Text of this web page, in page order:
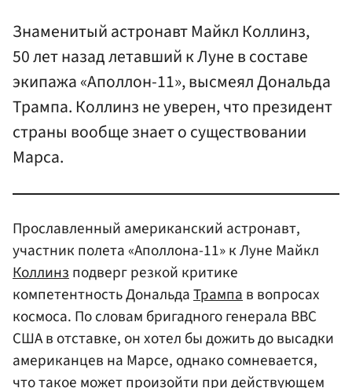
Знаменитый астронавт Майкл Коллинз,
50 лет назад летавший к Луне в составе
экипажа «Аполлон-11», высмеял Дональда
Трампа. Коллинз не уверен, что президент
страны вообще знает о существовании
Марса.
Прославленный американский астронавт,
участник полета «Аполлона-11» к Луне Майкл
Коллинзподверг резкой критике
компетентность ДональдаТрампав вопросах
космоса. По словам бригадного генерала ВВС
США в отставке, он хотел бы дожить до высадки
американцев на Марсе, однако сомневается,
что такое может произойти при действующем